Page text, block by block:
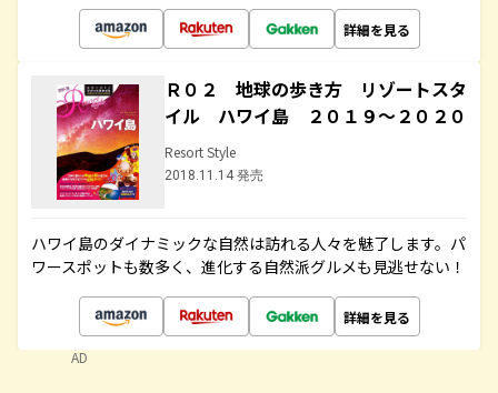
詳細を見る
Ｒ０２ 地球の歩き方 リゾートスタ
イル ハワイ島 ２０１９～２０２０
Resort Style
2018.11.14 発売
ハワイ島のダイナミックな自然は訪れる人々を魅了します。パ
ワースポットも数多く、進化する自然派グルメも見逃せない！
詳細を見る
AD